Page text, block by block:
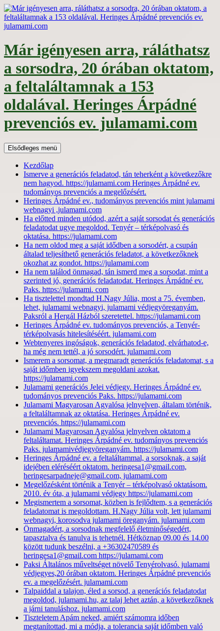
Kilépés
a
tartalomba
Már igényesen arra, ráláthatsz
a sorsodra, 20 órában oktatom,
a feltaláltamnak a 153
oldalával. Heringes Árpádné
prevenciós ev. julamami.com
Keresés
Elsődleges menü
Kezdőlap
Ismerve a generációs feladatod, tán teherként a következőkre
nem hagyod. https://julamami.com Heringes Árpádné ev.
tudományos prevenciós a megelőzésért.
Heringes Árpádné ev., tudományos prevenciós mint julamami
webnagyi ,julamami.com
Ha előtted minden utódod, azért a saját sorsodat és generációs
feladatodat ugye megoldod. Tenyér – térképolvasó és
oktatása. https://julamami.com
Ha nem oldod meg a saját idődben a sorsodért, a csupán
általad teljesíthető generációs feladatot, a következőknek
okozhat az gondot. https://julamami.com
Ha nem találod önmagad, tán ismerd meg a sorsodat, mint a
szerinted jó, generációs feladatodat. Heringes Árpádné ev.
Paks. https://julamami. com
Ha tisztelettel mondtad H.Nagy Júlia, most a 75. évemben,
lehet, julamami webnagyi, julamami védjegyöreganyám.
Paksról a Hergál Házból szeretettel. https://julamami.com
Heringes Árpádné ev. tudományos prevenciós, a Tenyér-
térképolvasás hitelesítéséért. julamami.com
Webtenyeres ingóságok, generációs feladatod, elvárhatod-e,
ha még nem tettél, a jó sorsodért. julamami.com
Ismerem a sorsomat, a megmaradt generációs feladatomat, s a
saját időmben igyekszem megoldani azokat.
https://julamami.com
Julamami generációs Jelei védjegy. Heringes Árpádné ev.
tudományos prevenciós Paks. https://julamami.com
Julamami Magyarosan Agyalósa jelnyelven, általam történik,
a feltaláltamnak az oktatása. Heringes Árpádné ev.
prevenciós. https://julamami.com
Julamami Magyarosan Agyalósa jelnyelven oktatom a
feltaláltamat. Heringes Árpádné ev. tudományos prevenciós
Paks. julamamivédjegyöreganyám. https://julamami.com
Heringes Árpádné ev. a feltaláltammal, a sorsoknak, a saját
idejében eléréséért oktatom. heringesa1@gmail.com,
heringesarpadneje@gmail.com, julamami.com
Megelőzésként történik a Tenyér – térképolvasó oktatásom.
2010. év óta, a julamami védjegy https://julamami.com
Megismertem a sorsomat, közben is fejlődtem, s a generációs
feladatomat is megoldottam. H.Nagy Júlia volt, lett julamami
webnagyi, korosodva julamami öreganyám. julamami.com
Önmagadért, a sorsodnak megfelelő életminőségedért,
tapasztalva és tanulva is tehetnél. Hétköznap 09.00 és 14.00
között tudunk beszélni, a +36302470589 és
heringesa1@gmail.com https://julamami.com
Paksi Általános műveltséget növelő Tenyérolvasó. julamami
védjegyes,20 órában oktatom. Heringes Árpádné prevenciós
ev. a megelőzésért. julamami.com
Talpaiddal a talajon, éled a sorsod, a generációs feladatodat
megoldod, julamami.hu, az talaj lehet aztán, a következőknek
a járni tanuláshoz. julamami.com
Tiszteletem Apám neked, amiért számomra időben
megtanítottad, mi a módja, a tolerancia saját időmben való